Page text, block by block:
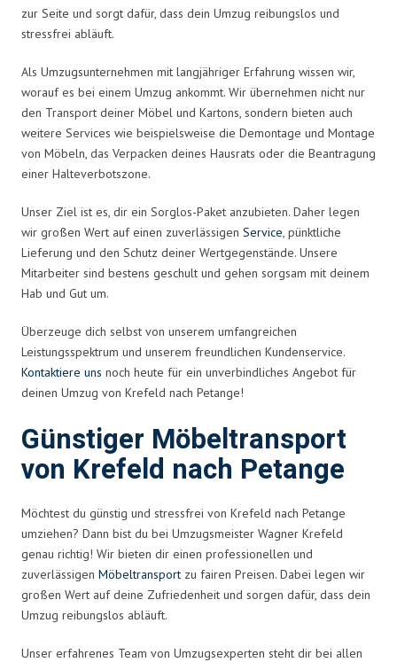
zur Seite und sorgt dafür, dass dein Umzug reibungslos und
stressfrei abläuft.
Als Umzugsunternehmen mit langjähriger Erfahrung wissen wir,
worauf es bei einem Umzug ankommt. Wir übernehmen nicht nur
den Transport deiner Möbel und Kartons, sondern bieten auch
weitere Services wie beispielsweise die Demontage und Montage
von Möbeln, das Verpacken deines Hausrats oder die Beantragung
einer Halteverbotszone.
Unser Ziel ist es, dir ein Sorglos-Paket anzubieten. Daher legen
wir großen Wert auf einen zuverlässigen Service, pünktliche
Lieferung und den Schutz deiner Wertgegenstände. Unsere
Mitarbeiter sind bestens geschult und gehen sorgsam mit deinem
Hab und Gut um.
Überzeuge dich selbst von unserem umfangreichen
Leistungsspektrum und unserem freundlichen Kundenservice.
Kontaktiere uns noch heute für ein unverbindliches Angebot für
deinen Umzug von Krefeld nach Petange!
Günstiger Möbeltransport
von Krefeld nach Petange
Möchtest du günstig und stressfrei von Krefeld nach Petange
umziehen? Dann bist du bei Umzugsmeister Wagner Krefeld
genau richtig! Wir bieten dir einen professionellen und
zuverlässigen Möbeltransport zu fairen Preisen. Dabei legen wir
großen Wert auf deine Zufriedenheit und sorgen dafür, dass dein
Umzug reibungslos abläuft.
Unser erfahrenes Team von Umzugsexperten steht dir bei allen